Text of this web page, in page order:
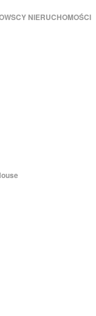
NIERUCHOMOŚCI